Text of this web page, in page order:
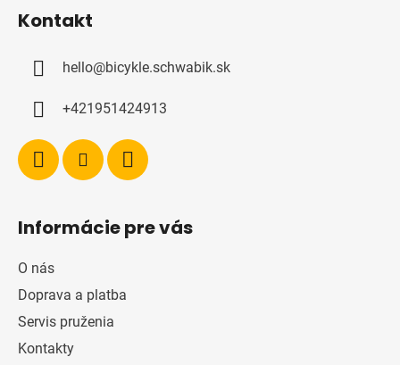
Kontakt
hello@bicykle.schwabik.sk
+421951424913
Informácie pre vás
O nás
Doprava a platba
Servis pruženia
Kontakty